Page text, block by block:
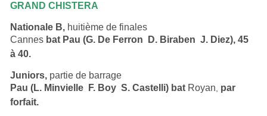
GRAND CHISTERA
Nationale B, huitième de finales
Cannes bat Pau (G. De Ferron  D. Biraben  J. Diez), 45
à 40.
Juniors, partie de barrage
Pau (L. Minvielle  F. Boy  S. Castelli) bat Royan par
forfait.